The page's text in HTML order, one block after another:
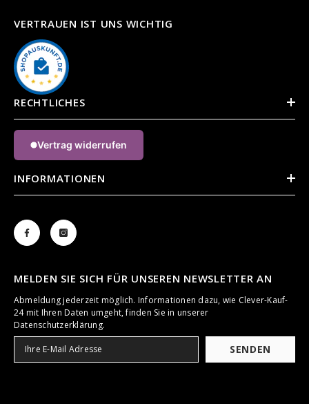
VERTRAUEN IST UNS WICHTIG
RECHTLICHES
Vertrag widerrufen
INFORMATIONEN
MELDEN SIE SICH FÜR UNSEREN NEWSLETTER AN
Abmeldung jederzeit möglich. Informationen dazu, wie Clever-Kauf-
24 mit Ihren Daten umgeht, finden Sie in unserer
Datenschutzerklärung.
SENDEN